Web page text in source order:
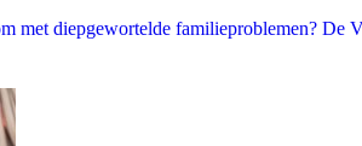
met diepgewortelde familieproblemen? De